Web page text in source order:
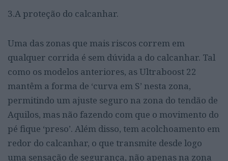
3.A proteção do calcanhar.
Uma das zonas que mais riscos correm em
qualquer corrida é sem dúvida a do calcanhar. Tal
como os modelos anteriores, as Ultraboost 22
mantêm a forma de ‘curva em S’ nesta zona,
permitindo um ajuste seguro na zona do tendão de
Aquilos, mas não fazendo com que o movimento do
pé fique ‘preso’. Além disso, tem acolchoamento em
redor do calcanhar, o que transmite desde logo
uma sensação de segurança, não apenas na zona